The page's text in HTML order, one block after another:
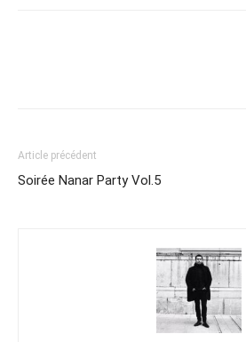
Article précédent
Soirée Nanar Party Vol.5